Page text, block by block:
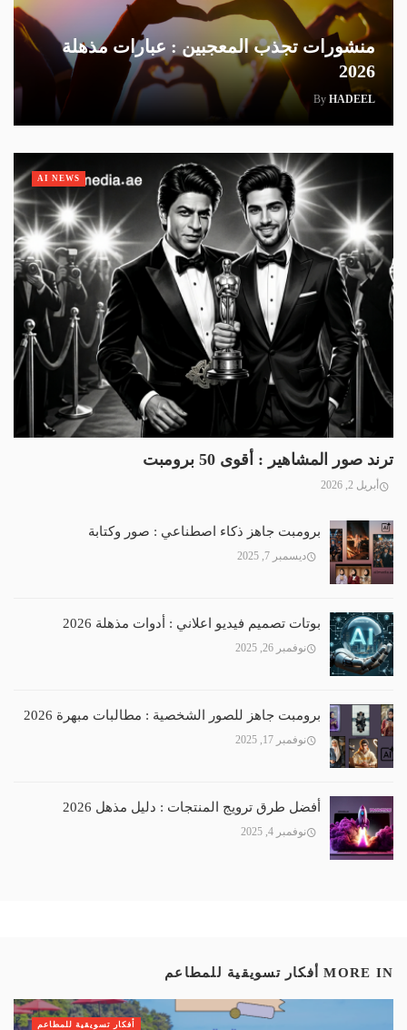
منشورات تجذب المعجبين : عبارات مذهلة
2026
By HADEEL
ترند صور المشاهير : أقوى 50 برومبت
أبريل 2, 2026
AI NEWS
برومبت جاهز ذكاء اصطناعي : صور وكتابة
ديسمبر 7, 2025
بوتات تصميم فيديو اعلاني : أدوات مذهلة 2026
نوفمبر 26, 2025
برومبت جاهز للصور الشخصية : مطالبات مبهرة 2026
نوفمبر 17, 2025
أفضل طرق ترويج المنتجات : دليل مذهل 2026
نوفمبر 4, 2025
MORE IN أفكار تسويقية للمطاعم
أفكار تسويقية للمطاعم